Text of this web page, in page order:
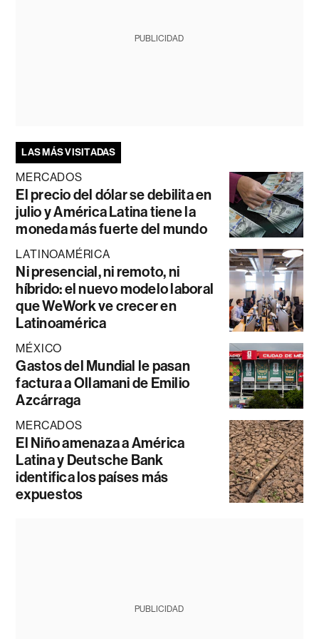
PUBLICIDAD
LAS MÁS VISITADAS
MERCADOS
El precio del dólar se debilita en
julio y América Latina tiene la
moneda más fuerte del mundo
LATINOAMÉRICA
Ni presencial, ni remoto, ni
híbrido: el nuevo modelo laboral
que WeWork ve crecer en
Latinoamérica
MÉXICO
Gastos del Mundial le pasan
factura a Ollamani de Emilio
Azcárraga
MERCADOS
El Niño amenaza a América
Latina y Deutsche Bank
identifica los países más
expuestos
PUBLICIDAD